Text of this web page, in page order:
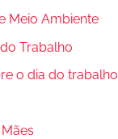
Meio Ambiente
Trabalho
o dia do trabalho